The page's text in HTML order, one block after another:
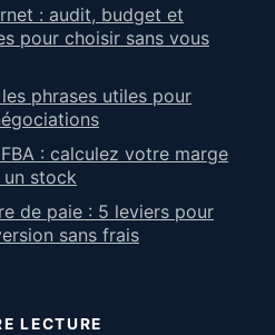
: audit, budget et
pour choisir sans vous
phrases utiles pour
: calculez votre marge
un stock
de paie : 5 leviers pour
sans frais
LECTURE